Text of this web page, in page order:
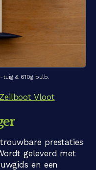
& 610g bulb.
Vloot
prestaties
geleverd met
en een